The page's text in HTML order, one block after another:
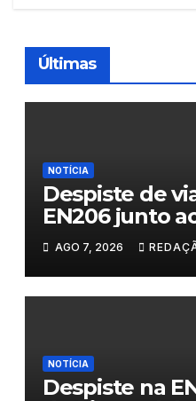
Últimas
NOTÍCIA
Despiste de
EN206 junto
Fornos do
AGO 7, 2026
NOTÍCIA
Despiste na